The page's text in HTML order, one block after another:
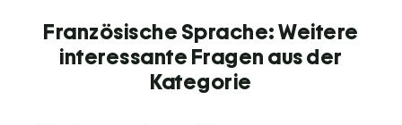
Französische Sprache: Weitere
interessante Fragen aus der
Kategorie